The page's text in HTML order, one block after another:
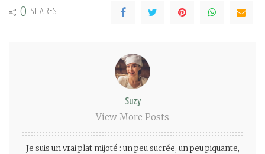
0 SHARES
Suzy
View More Posts
Je suis un vrai plat mijoté : un peu sucrée, un peu piquante,